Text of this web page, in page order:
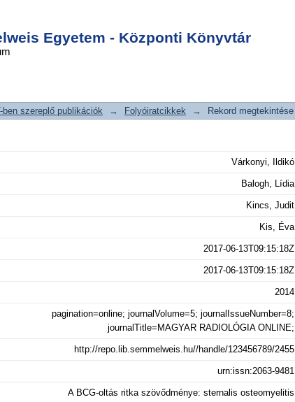
Egyetem - Központi Könyvtár
szövődménye:
ben szereplő publikációk → Folyóiratcikkek → Rekord megtekintése
Várkonyi, Ildikó
Balogh, Lídia
Kincs, Judit
Kis, Éva
2017-06-13T09:15:18Z
2017-06-13T09:15:18Z
2014
pagination=online; journalVolume=5; journalIssueNumber=8;
journalTitle=MAGYAR RADIOLÓGIA ONLINE;
http://repo.lib.semmelweis.hu//handle/123456789/2455
urn:issn:2063-9481
A BCG-oltás ritka szövődménye: sternalis osteomyelitis